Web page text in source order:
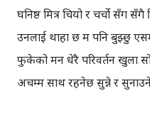
घनिष्ठ मित्र चियो र चर्चो सँग
उनलाई थाहा छ म पनि बुझ्छु
फुकेको मन धेरै परिवर्तन खुला
अचम्म साथ रहनेछ सुन्ने र